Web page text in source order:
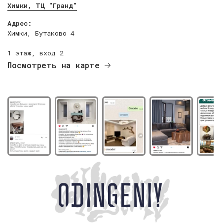
Химки, ТЦ "Гранд"
Адрес:
Химки, Бутаково 4
1 этаж, вход 2
Посмотреть на карте